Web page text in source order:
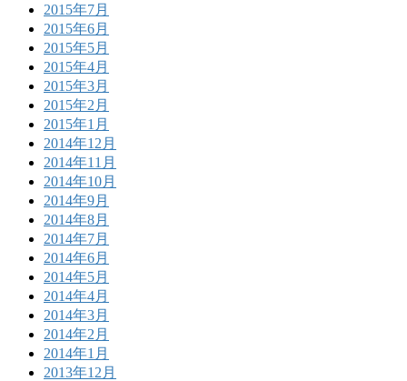
2015年7月
2015年6月
2015年5月
2015年4月
2015年3月
2015年2月
2015年1月
2014年12月
2014年11月
2014年10月
2014年9月
2014年8月
2014年7月
2014年6月
2014年5月
2014年4月
2014年3月
2014年2月
2014年1月
2013年12月